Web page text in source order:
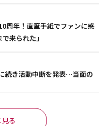
周年！直筆手紙でファンに感
来られた」
続き活動中断を発表…当面の
る